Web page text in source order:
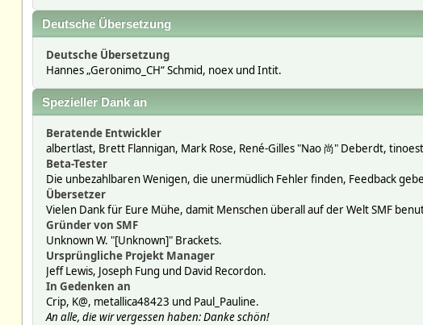
Deutsche Übersetzung
Deutsche Übersetzung
Hannes „Geronimo_CH“ Schmid, noex und Intit.
Spezieller Dank an
Beratende Entwickler
albertlast, Brett Flannigan, Mark Rose, René-Gilles "Nao 尚" Deberdt,
Beta-Tester
Die unbezahlbaren Wenigen, die unermüdlich Fehler finden, Feedback
Übersetzer
Vielen Dank für Eure Mühe, damit Menschen überall auf der Welt SMF
Gründer von SMF
Unknown W. "[Unknown]" Brackets.
Ursprüngliche Projekt Manager
Jeff Lewis, Joseph Fung und David Recordon.
In Gedenken an
Crip, K@, metallica48423 und Paul_Pauline.
An alle, die wir vergessen haben: Danke schön!